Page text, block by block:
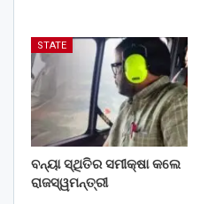
STATE
ବନ୍ୟା ସ୍ଥିତିର ସମୀକ୍ଷା କଲେ
ରାଜସ୍ୱମନ୍ତ୍ରୀ